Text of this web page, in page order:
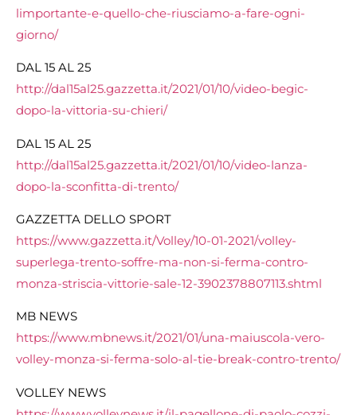
limportante-e-quello-che-riusciamo-a-fare-ogni-
giorno/
DAL 15 AL 25
http://dal15al25.gazzetta.it/2021/01/10/video-begic-
dopo-la-vittoria-su-chieri/
DAL 15 AL 25
http://dal15al25.gazzetta.it/2021/01/10/video-lanza-
dopo-la-sconfitta-di-trento/
GAZZETTA DELLO SPORT
https://www.gazzetta.it/Volley/10-01-2021/volley-
superlega-trento-soffre-ma-non-si-ferma-contro-
monza-striscia-vittorie-sale-12-3902378807113.shtml
MB NEWS
https://www.mbnews.it/2021/01/una-maiuscola-vero-
volley-monza-si-ferma-solo-al-tie-break-contro-trento/
VOLLEY NEWS